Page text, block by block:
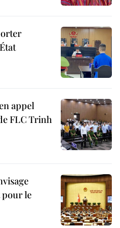
appel
FLC Trinh
pour le